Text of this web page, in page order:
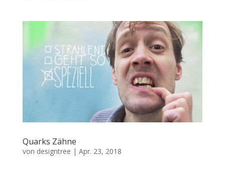
Quarks Zähne
von designtree | Apr. 23, 2018